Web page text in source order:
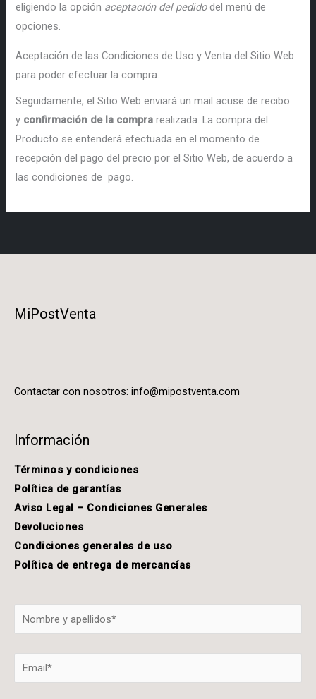
eligiendo la opción aceptación del pedidodel menú de
opciones.
Aceptación de las Condiciones de Uso y Venta del Sitio Web
para poder efectuar la compra.
Seguidamente, el Sitio Web enviará un mail acuse de recibo
y confirmación de la compra realizada. La compra del
Producto se entenderá efectuada en el momento de
recepción del pago del precio por el Sitio Web, de acuerdo a
las condiciones de pago.
MiPostVenta
Contactar con nosotros: info@mipostventa.com
Información
Términos y condiciones
Política de garantías
Aviso Legal – Condiciones Generales
Devoluciones
Condiciones generales de uso
Política de entrega de mercancías